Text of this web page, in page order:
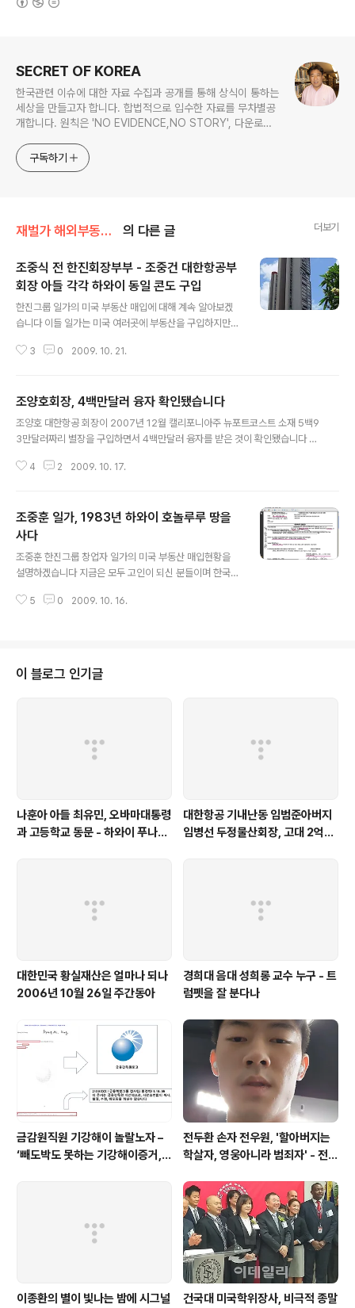
SECRET OF KOREA
한국관련 이슈에 대한 자료 수집과 공개를 통해 상식이 통하는
세상을 만들고자 합니다. 합법적으로 입수한 자료를 무차별공
개합니다. 원칙은 'NO EVIDENCE,NO STORY', 다운로드
jesim56@gmail.com, 안보일때는 구글리더나 RSS로!!
구독하기
재벌가 해외부동산/대한항공 의 다른 글 더보기
조중식 전 한진회장부부 - 조중건 대한항공부
회장 아들 각각 하와이 동일 콘도 구입
한진그룹 일가의 미국 부동산 매입에 대해 계속 알아보겠
습니다 이들 일가는 미국 여러곳에 부동산을 구입하지만
장과 부인 김복수씨는 지난 1991년 5월 9일 미국 하와이
39층짜리 콘도입니다 이들 부부는 이 콘도의 3006호를
구입했습니다 조중식부부 1991 1822269 19910524 -
또 조중식 전회장과 조중건 대한항공 부회장의 아들인 조
같은 콘도를 매입합니다 콘도주소등은 동일하며 이들은 3
3 0 2009. 10. 21.
조양호회장, 4백만달러 융자 확인됐습니다
조양호 대한항공 회장이 2007년 12월 캘리포니아주 뉴포트코스트 소재 5백9
3만달러짜리 별장을 구입하면서 4백만달러 융자를 받은 것이 확인됐습니다 대
차액 1백93만달러와 변호사비용등만 반출했다는 것이 맞습니다 따라서 2007
4 2 2009. 10. 17.
조중훈 일가, 1983년 하와이 호놀루루 땅을
사다
조중훈 한진그룹 창업자 일가의 미국 부동산 매입현황을
설명하겠습니다 지금은 모두 고인이 되신 분들이며 한국경
의도가 아님을 미리 밝혀둡니다 조중훈 한진그룹 창업자의
며 맨 뒷장에는 조중훈 회장의 서명과 공증도 명시돼 있습
니다 이 땅의 매도자는 5건 모두 HAWAIIAN PARADISE
, 1에이커 등기번호..
5 0 2009. 10. 16.
이 블로그 인기글
나훈아 아들 최유민, 오바마대통령
과 고등학교 동문 - 하와이 푸나호
대한항공 기내난동 임범준아버지
임병선 두정물산회장, 고대 2억기
대한민국 황실재산은 얼마나 되나
2006년 10월 26일 주간동아
경희대 음대 성희롱 교수 누구 - 트
럼펫을 잘 분다나
금감원직원 기강해이 놀랄노자 –
‘빼도박도 못하는 기강해이증거,
전두환 손자 전우원, '할아버지는
학살자, 영웅아니라 범죄자' - 전재
이종환의 별이 빛나는 밤에 시그널 건국대 미국학위장사, 비극적 종말